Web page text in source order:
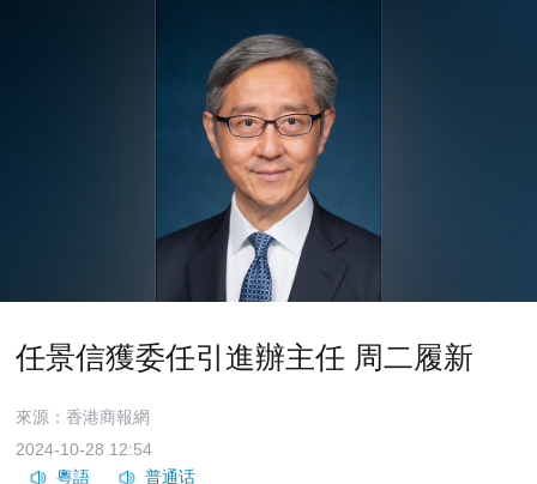
任景信獲委任引進辦主任 周二履新
來源：香港商報網
2024-10-28 12:54